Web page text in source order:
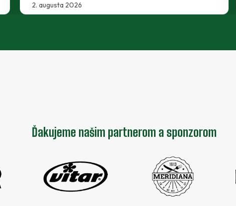
30. júla 2026
Ďakujeme našim partnerom a sponzorom